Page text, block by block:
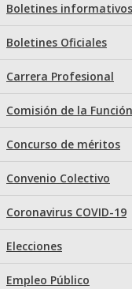
Boletines informativos
Boletines Oficiales
Carrera Profesional
Comisión de la
Concurso de méritos
Convenio Colectivo
Coronavirus COVID-19
Elecciones
Empleo Público